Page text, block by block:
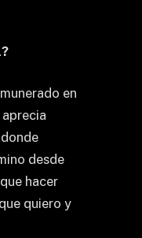
en
desde
hacer
quiero y